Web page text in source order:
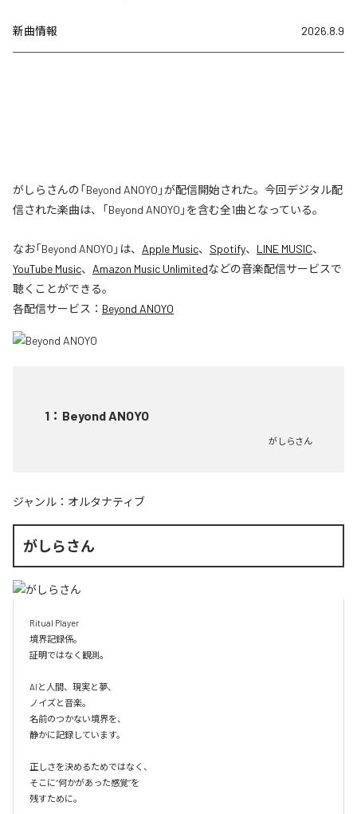
新曲情報 2026.8.9
がしらさんの「Beyond ANOYO」が配信開始された。今回デジタル配
信された楽曲は、「Beyond ANOYO」を含む全1曲となっている。
なお「Beyond ANOYO 」は、 Apple Music、 Spotify、 LINE MUSIC、
YouTube Music、 Amazon Music Unlimitedなどの音楽配信サービスで
聴くことができる。
各配信サービス： Beyond ANOYO
1 ： Beyond ANOYO
がしらさん
ジャンル： オルタナティブ
がしらさん
Ritual Player
境界記録係。
証明ではなく観測。
AIと人間、現実と夢、
ノイズと音楽。
名前のつかない境界を、
静かに記録しています。
正しさを決めるためではなく、
そこに“何かがあった感覚”を
残すために。